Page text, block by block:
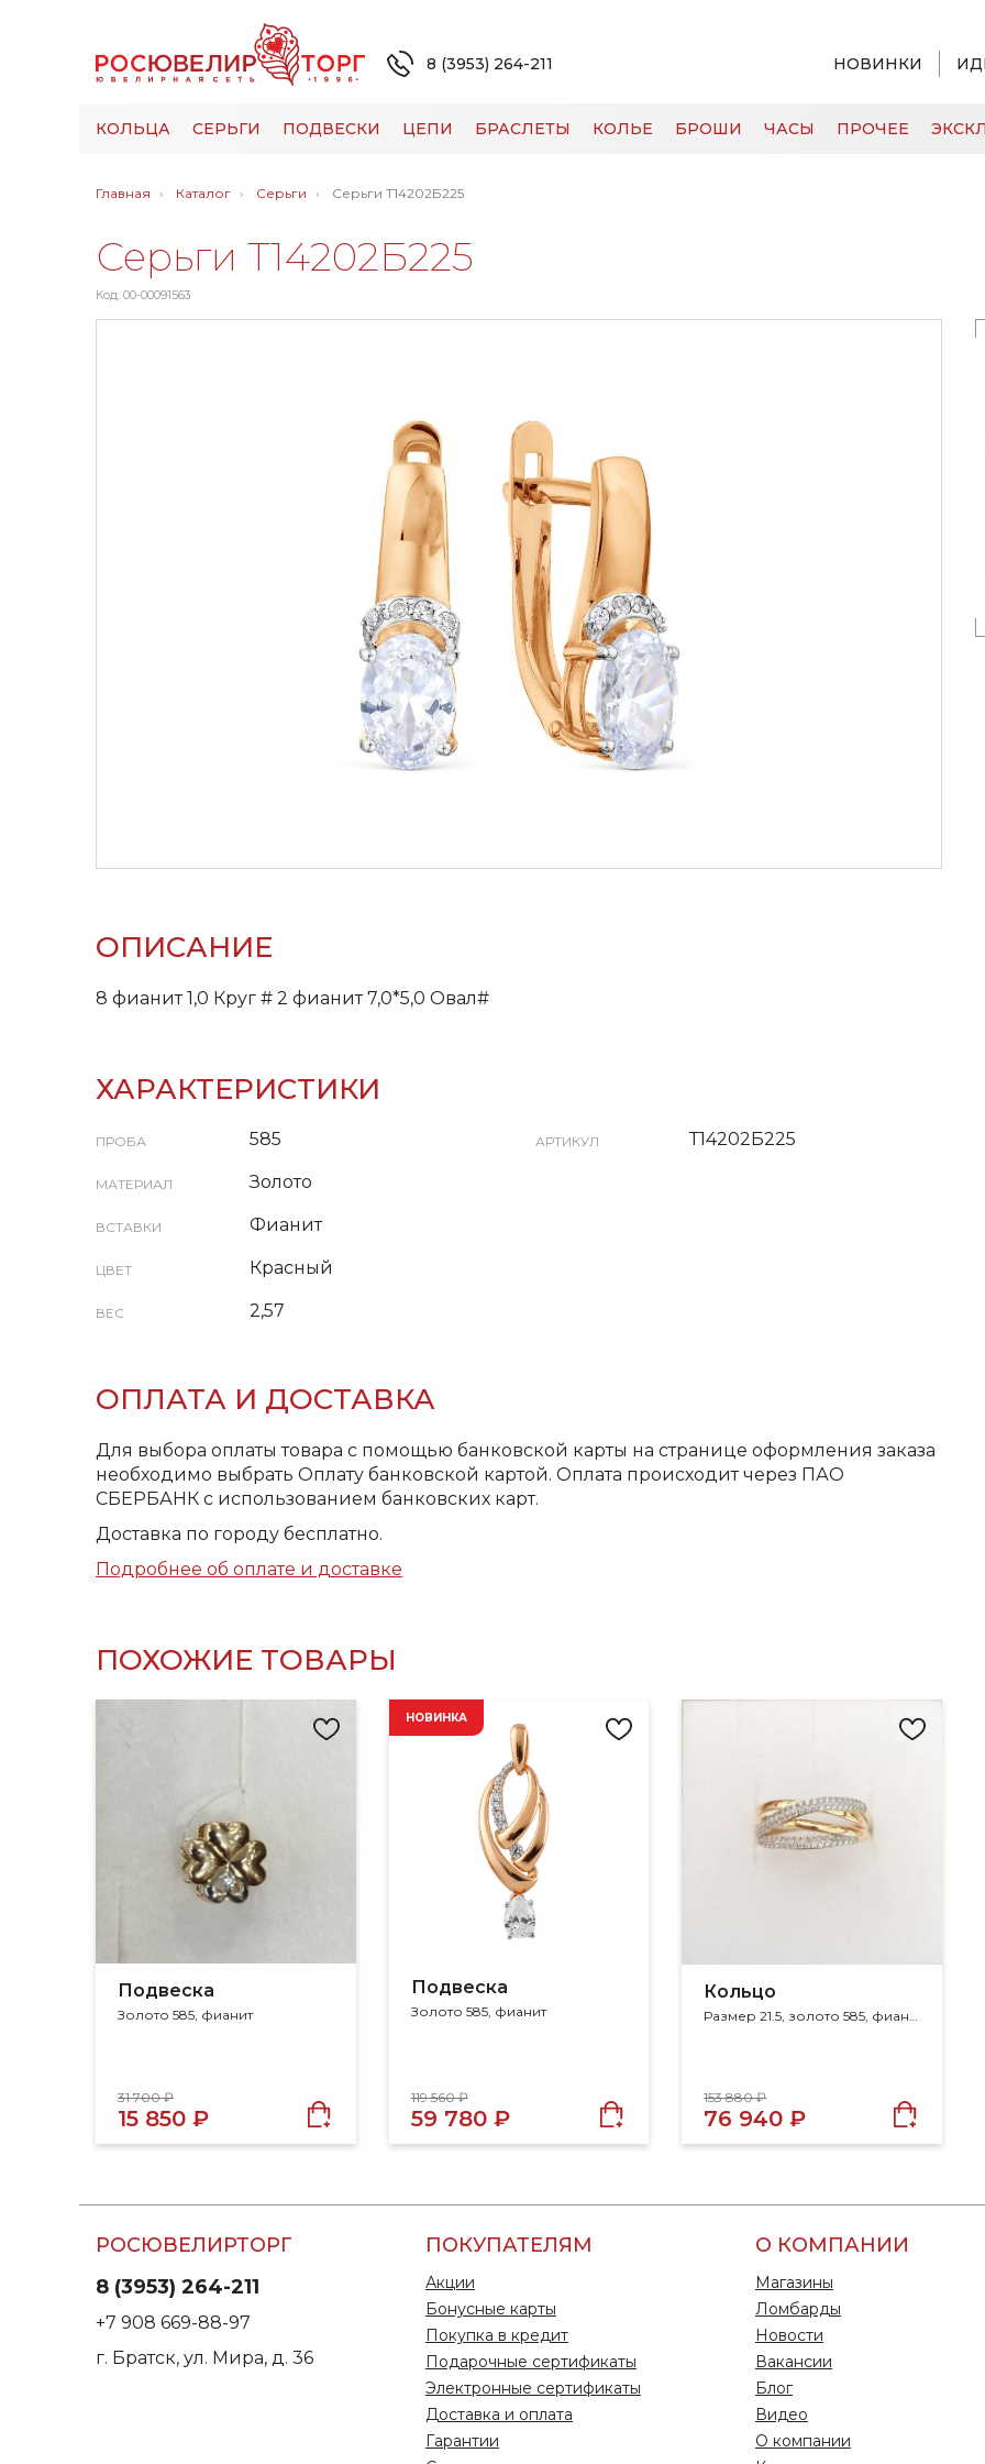
8 (3953) 264-211 НОВИНКИ
КОЛЬЦА СЕРЬГИ ПОДВЕСКИ ЦЕПИ БРАСЛЕТЫ КОЛЬЕ БРОШИ ЧАСЫ ПРОЧЕЕ
Главная Каталог Серьги Серьги Т14202Б225
Серьги Т14202Б225
Код: 00-00091563
ОПИСАНИЕ
8 фианит 1,0 Круг # 2 фианит 7,0*5,0 Овал#
ХАРАКТЕРИСТИКИ
ПРОБА 585
МАТЕРИАЛ Золото
ВСТАВКИ Фианит
ЦВЕТ Красный
ВЕС 2,57
АРТИКУЛ Т14202Б225
ОПЛАТА И ДОСТАВКА
Для выбора оплаты товара с помощью банковской карты на странице оформления заказа
необходимо выбрать Оплату банковской картой. Оплата происходит через ПАО
СБЕРБАНК с использованием банковских карт.
Доставка по городу бесплатно.
Подробнее об оплате и доставке
ПОХОЖИЕ ТОВАРЫ
Подвеска
Золото 585, фианит
31 700 ₽
15 850 ₽
Подвеска
Золото 585, фианит
НОВИНКА
119 560 ₽
59 780 ₽
Кольцо
153 880 ₽
76 940 ₽
РОСЮВЕЛИРТОРГ
8 (3953) 264-211
+7 908 669-88-97
г. Братск, ул. Мира, д. 36
ПОКУПАТЕЛЯМ
Акции
Бонусные карты
Покупка в кредит
Подарочные сертификаты
Электронные сертификаты
Доставка и оплата
Гарантии
О КОМПАНИИ
Магазины
Ломбарды
Новости
Вакансии
Блог
Видео
О компании